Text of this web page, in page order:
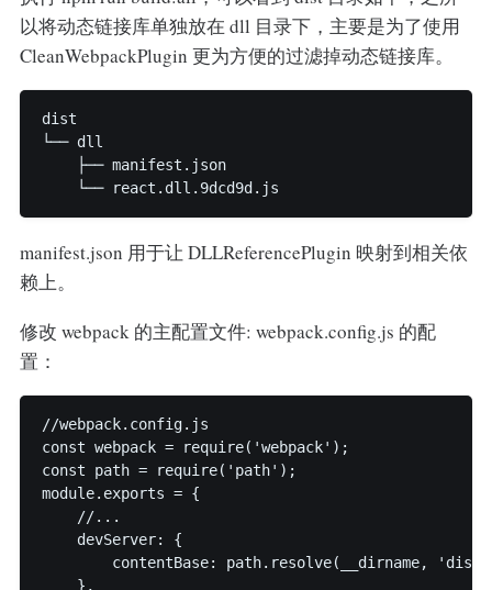
以将动态链接库单独放在 dll 目录下，主要是为了使用
CleanWebpackPlugin 更为方便的过滤掉动态链接库。
dist
└── dll
├── manifest.json
└── react.dll.9dcd9d.js
manifest.json 用于让 DLLReferencePlugin 映射到相关依
赖上。
修改 webpack 的主配置文件: webpack.config.js 的配
置：
//webpack.config.js
const webpack = require('webpack');
const path = require('path');
module.exports = {
//...
devServer: {
contentBase: path.resolve(__dirname,
},